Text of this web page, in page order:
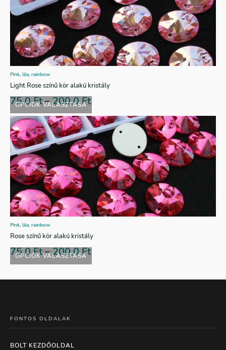
OPCIÓK VÁLASZTÁSA
Pink, lila, rainbow
Light Rose színű kör alakú kristály
75,0Ft–200,0Ft
OPCIÓK VÁLASZTÁSA
Pink, lila, rainbow
Rose színű kör alakú kristály
75,0Ft–200,0Ft
FONTOS OLDALAK
BOLT KEZDŐOLDAL